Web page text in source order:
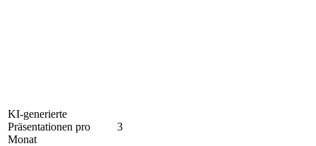
KI-generierte
Präsentationen pro
Monat
3